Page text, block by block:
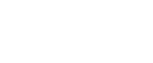
andere Fremdkörper überprüft.
wie eine Büroklammer.
aus dem